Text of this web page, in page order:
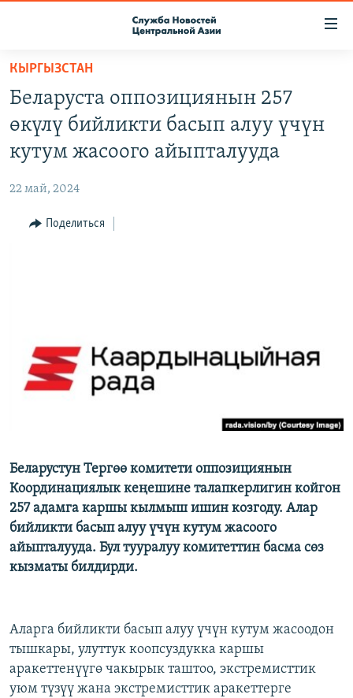
Вернуться
основному
содержанию
Вернутся
главной
Вернутся
ПОДПИСКА
КОНТАКТЫ
НАСТОЯЩЕЕ ВРЕМЯ
МИГРАНТ МЕДИА
КЫРГЫЗСТАН
Беларуста оппозициянын 257
өкүлү бийликти басып алуу үчүн
кутум жасоого айыпталууда
22 май, 2024
Поделиться
Беларустун Тергөө комитети оппозициянын
Координациялык кеңешине талапкерлигин койгон
257 адамга каршы кылмыш ишин козгоду. Алар
бийликти басып алуу үчүн кутум жасоого
айыпталууда. Бул тууралуу комитеттин басма сөз
кызматы билдирди.
Аларга бийликти басып алуу үчүн кутум жасоодон
тышкары, улуттук коопсуздукка каршы
аракеттенүүгө чакырык таштоо, экстремисттик
уюм түзүү жана экстремисттик аракеттерге